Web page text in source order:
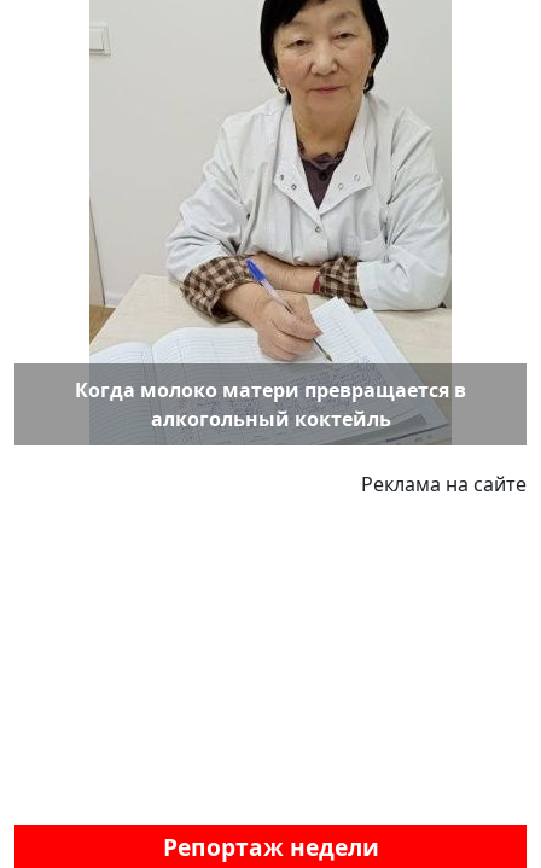
Когда молоко матери превращается в
алкогольный коктейль
Реклама на сайте
Репортаж недели